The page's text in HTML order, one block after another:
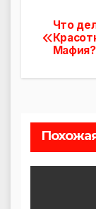
по
Что
Мафия?